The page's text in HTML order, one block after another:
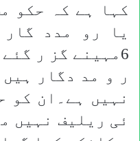
کہا ہے کہ حکو
یا رو مدد
6مہینے گز ر
ر و مد دگار
نہیں ہے۔ان کو
ئی ریلیف نہیں